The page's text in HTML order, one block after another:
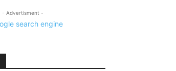
- Advertisment -